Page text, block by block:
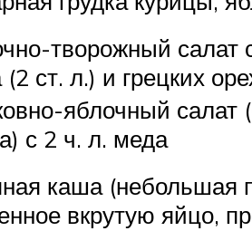
творожный салат
ст. л.) и грецких
яблочный салат
с 2 ч. л. меда
каша (небольшая
вкрутую яйцо,